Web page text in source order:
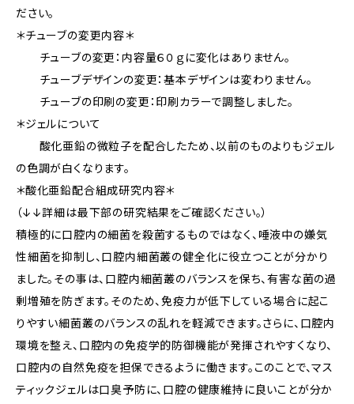
ださい。
＊チューブの変更内容＊
チューブの変更：内容量６０ｇに変化はありません。
チューブデザインの変更：基本デザインは変わりません。
チューブの印刷の変更：印刷カラーで調整しました。
＊ジェルについて
酸化亜鉛の微粒子を配合したため、以前のものよりもジェル
の色調が白くなります。
＊酸化亜鉛配合組成研究内容＊
（↓↓詳細は最下部の研究結果をご確認ください。）
積極的に口腔内の細菌を殺菌するものではなく、唾液中の嫌気
性細菌を抑制し、口腔内細菌叢の健全化に役立つことが分かり
ました。その事は、口腔内細菌叢のバランスを保ち、有害な菌の過
剰増殖を防ぎます。そのため、免疫力が低下している場合に起こ
りやすい細菌叢のバランスの乱れを軽減できます。さらに、口腔内
環境を整え、口腔内の免疫学的防御機能が発揮されやすくなり、
口腔内の自然免疫を担保できるように働きます。このことで、マス
ティックジェルは口臭予防に、口腔の健康維持に良いことが分か